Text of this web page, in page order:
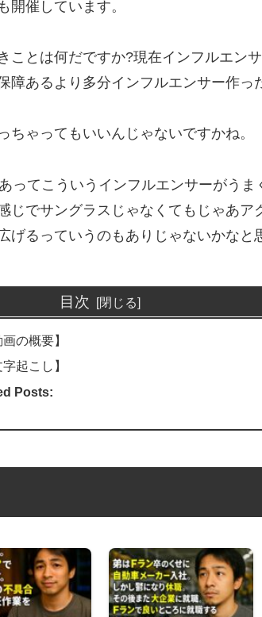
開催しています。
ことは何だですか?現在インフルエン
障あるより多分インフルエンサー作っ
ゃってもいいんじゃないですかね。
ってこういうインフルエンサーがうま
じでサングラスじゃなくてもじゃあア
げるっていうのもありじゃないかなと
目次
画の概要】
字起こし】
Posts: